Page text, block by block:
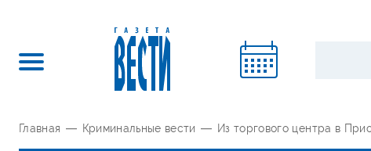
Главная — Криминальные вести — Из торгового центра в